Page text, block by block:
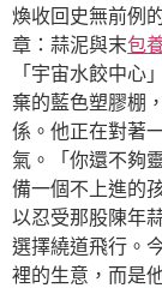
煥收回史無前例
章：蒜泥與末包
「宇宙水餃中心
棄的藍色塑膠棚
係。他正在對著
氣。「你還不夠
備一個不上進的
以忍受那股陳年
選擇繞道飛行。
裡的生意，而是